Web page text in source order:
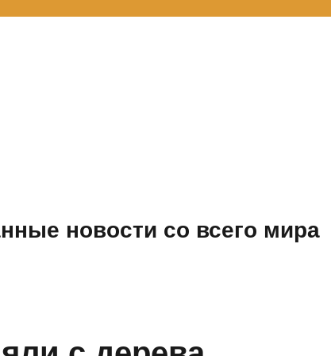
новости со всего мира